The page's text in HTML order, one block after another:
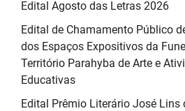
Edital Agosto das Letras 2026
Edital de Chamamento Público
dos Espaços Expositivos da
Território Parahyba de Arte e
Educativas
Edital Prêmio Literário José Lins